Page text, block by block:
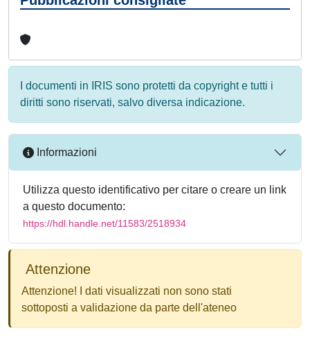
I documenti in IRIS sono protetti da copyright e tutti i
diritti sono riservati, salvo diversa indicazione.
Informazioni
Utilizza questo identificativo per citare o creare un link
a questo documento:
https://hdl.handle.net/11583/2518934
Attenzione
Attenzione! I dati visualizzati non sono stati
sottoposti a validazione da parte dell'ateneo